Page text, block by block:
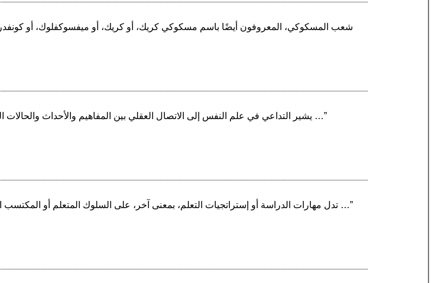
“يشير التداعي في علم النفس إلى الاتصال العقلي بين المفاهيم والأحداث والحالات العقلية التي تنشأ عن تجارب معينة. يتواجد التداعي في العديد من …”
“تدل مهارات الدراسة أو إستراتجيات التعلم، بمعنى آخر، على السلوك المتعلم أو المكتسب الذي يؤدي إلى التفوق في الدراسة، وينبغي أن يتوافر له شرطان …”